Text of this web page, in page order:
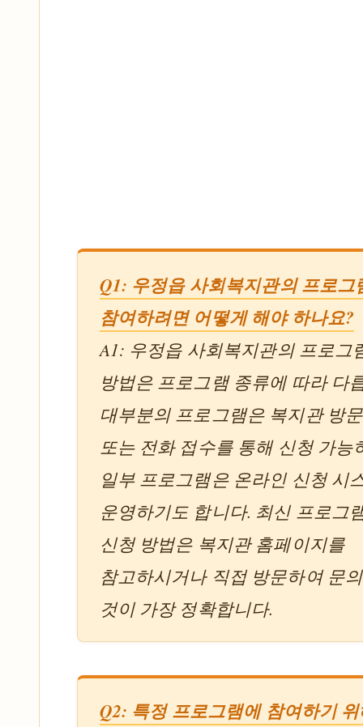
Q1: 우정읍 사회복지관의 프로그
참여하려면 어떻게 해야 하나요?
A1: 우정읍 사회복지관의 프로그
방법은 프로그램 종류에 따라 다
대부분의 프로그램은 복지관 방
또는 전화 접수를 통해 신청 가능
일부 프로그램은 온라인 신청 시
운영하기도 합니다. 최신 프로그
신청 방법은 복지관 홈페이지를
참고하시거나 직접 방문하여 문
것이 가장 정확합니다.
Q2: 특정 프로그램에 참여하기